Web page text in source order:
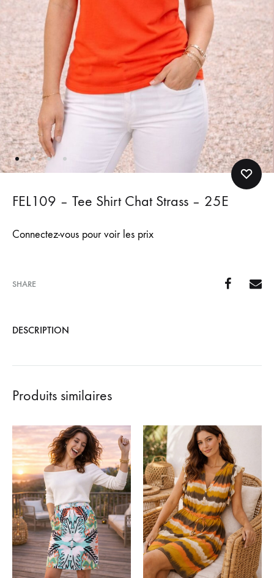
FEL109 – Tee Shirt Chat Strass – 25E
Connectez-vous pour voir les prix
SHARE
DESCRIPTION
Produits similaires